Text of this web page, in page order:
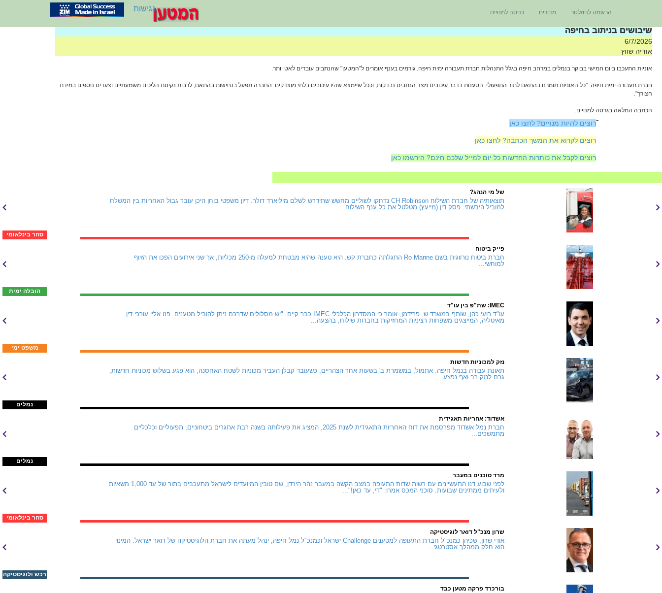
נגישות כניסה למנויים מדורים הרשמה לניוזלטר
שיבושים בניתוב בחיפה
6/7/2026
אודיה שווץ
אוניות התעכבו ביום חמישי בבוקר בנמלים במרחב חיפה בגלל התנהלות חברת תעבורה ימית חיפה. גורמים בענף אומרים ל"המטען" שהנתבים עובדים לאט יותר.
חברת תעבורה ימית חיפה: "כל האוניות תומרנו בהתאם לתור התפעולי. הטענות בדבר עיכובים מצד הנתבים נבדקות, וככל שיימצא שהיו עיכובים בלתי מוצדקים  החברה תפעל בנחישות בהתאם, לרבות נקיטת הליכים משמעתיים וצעדים נוספים במידת
הצורך".
הכתבה המלאה בגרסה למנויים.
-רוצים להיות מנויים? לחצו כאן
רוצים לקרוא את המשך הכתבה? לחצו כאן
רוצים לקבל את כותרות החדשות כל יום למייל שלכם חינם? הירשמו כאן
סחר בינלאומי
של מי הנהג?
תוצאותיה של חברת השילוח CH Robinson נדחקו לשוליים מחשש שתידרש לשלם מיליארד דולר. דיון משפטי בוחן היכן עובר גבול האחריות בין המשלח
למוביל היבשתי. פסק דין (מייעץ) מטלטל את כל ענף השילוח...
הובלה ימית
פייק ביטוח
חברת ביטוח נורווגית בשם Ro Marine התגלתה כחברת קש. היא טענה שהיא מבטחת למעלה מ-250 מכליות, אך שני אירועים הפכו את הזיוף
למוחשי...
משפט ימי
IMEC: שת"פ בין עו"ד
עו"ד רועי כהן, שותף במשרד ש. פרידמן, אומר כי המסדרון הכלכלי IMEC כבר קיים: "יש מסלולים שדרכם ניתן להוביל מטענים. פנו אליי עורכי דין
מאיטליה, המייצגים משפחות רציניות המחזיקות בחברות שילוח, בהצעה...
נמלים
נזק למכוניות חדשות
תאונת עבודה בנמל חיפה. אתמול, במשמרת ב' בשעות אחר הצהריים, כשעובד קבלן העביר מכוניות לשטח האחסנה, הוא פגע בשלוש מכוניות חדשות,
גרם לנזק רב ואף נפצע...
נמלים
אשדוד: אחריות תאגידית
חברת נמל אשדוד מפרסמת את דוח האחריות התאגידית לשנת 2025, המציג את פעילותה בשנה רבת אתגרים ביטחוניים, תפעוליים וכלכליים
מתמשכים...
סחר בינלאומי
מרד סוכנים במעבר
לפני שבוע דנו התעשיינים עם רשות שדות התעופה במצב הקשה במעבר נהר הירדן, שם טובין המיועדים לישראל מתעכבים בתור של עד 1,000 משאיות
ולעיתים ממתינים שבועות. סוכני המכס אמרו: "די, עד כאן!"...
רכש ולוגיסטיקה
שרון מנכ"ל דואר לוגיסטיקה
אודי שרון, שכיהן כמנכ"ל חברת התעופה למטענים Challenge ישראל וכמנכ"ל נמל חיפה, ינהל מעתה את חברת הלוגיסטיקה של דואר ישראל. המינוי
הוא חלק ממהלך אסטרטגי...
בורכרד פרקה מטען כבד